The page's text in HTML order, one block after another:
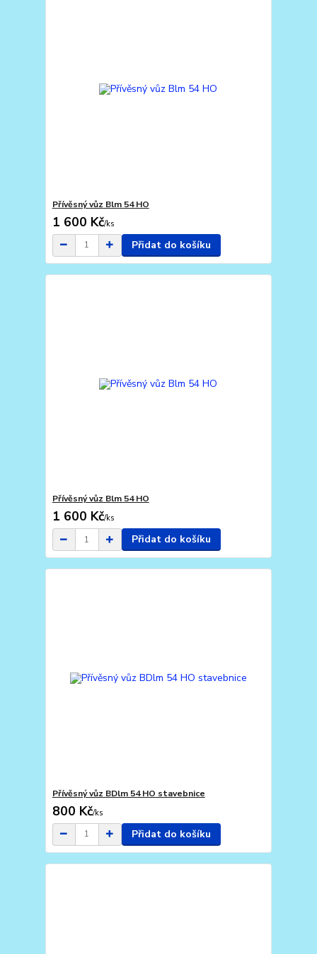
Přívěsný vůz Blm 54 HO
1 600 Kč/ks
Přidat do košíku
Přívěsný vůz Blm 54 HO
1 600 Kč/ks
Přidat do košíku
Přívěsný vůz BDlm 54 HO stavebnice
800 Kč/ks
Přidat do košíku